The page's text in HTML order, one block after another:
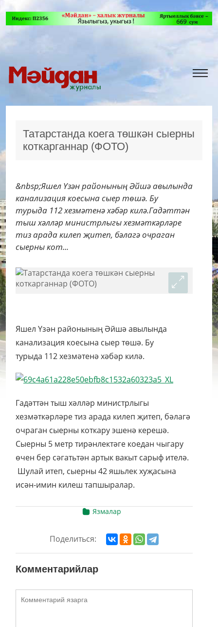
Татарстанда коега төшкән сыерны
коткарганнар (ФОТО)
&nbsp;Яшел Үзән районының Әйшә авылында
канализация коесына сыер төшә. Бу
турыда 112 хезмәтенә хәбәр килә.Гадәттән
тыш хәлләр министрлыгы хезмәткәрләре
тиз арада килеп җитеп, бәлагә очраган
сыерны кот...
Яшел Үзән районының Әйшә авылында
канализация коесына сыер төшә. Бу
турыда 112 хезмәтенә хәбәр килә.
Гадәттән тыш хәлләр министрлыгы
хезмәткәрләре тиз арада килеп җитеп, бәлагә
очраган сыерны коткару эшенә керешә.
Сыерны 5 метр тирәнлектәге коедан чыгару
өчен бер сәгатьтән артык вакыт сарыф ителә.
Шулай итеп, сыерны 42 яшьлек хуҗасына
исән-имин килеш тапшыралар.
Язмалар
Поделиться:
Комментарийлар